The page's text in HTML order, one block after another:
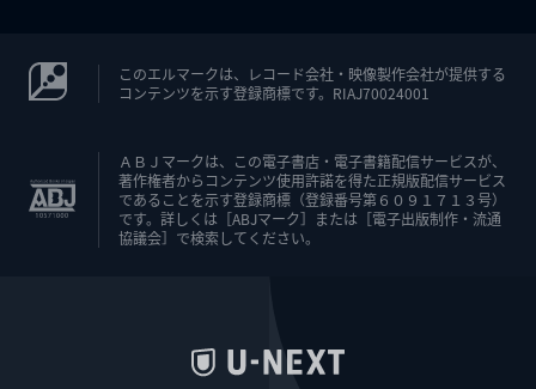
このエルマークは、レコード会社・映像製作会社が提供する
コンテンツを示す登録商標です。RIAJ70024001
ＡＢＪマークは、この電子書店・電子書籍配信サービスが、
著作権者からコンテンツ使用許諾を得た正規版配信サービス
であることを示す登録商標（登録番号第６０９１７１３号）
です。詳しくは［ABJマーク］または［電子出版制作・流通
協議会］で検索してください。